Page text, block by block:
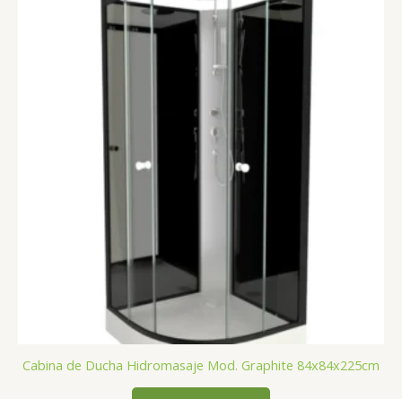
Cabina de Ducha Hidromasaje Mod. Graphite 84x84x225cm